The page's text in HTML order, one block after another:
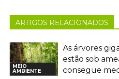
ARTIGOS RELACIONADOS
MEIO
AMBIENTE
As árvores
estão sob
consegue